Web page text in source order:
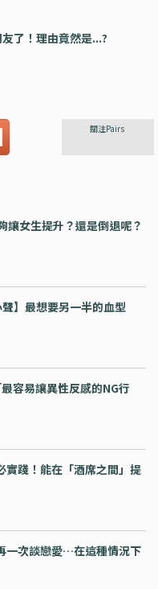
了！理由竟然是...?
關注Pairs
讓女生提升？還是倒退呢？
聲】最想要另一半的血型
容易讓異性反感的NG行
實踐！能在「酒席之間」提
一次談戀愛…在這種情況下